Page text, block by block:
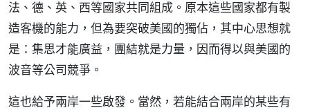
法、德、英、西等國家共同組成。原本這些國家都有製
造客機的能力，但為要突破美國的獨佔，其中心思想就
是：集思才能廣益，團結就是力量，因而得以與美國的
波音等公司競爭。
這也給予兩岸一些啟發。當然，若能結合兩岸的某些有